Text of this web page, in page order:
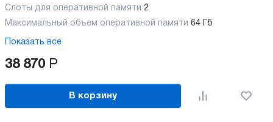
Слоты для оперативной памяти 2
Максимальный объем оперативной памяти 64 Гб
Показать все
38 870 Р
В корзину